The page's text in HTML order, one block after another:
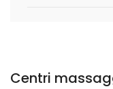
Centri